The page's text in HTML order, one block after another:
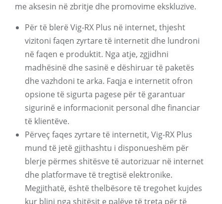
me aksesin në zbritje dhe promovime ekskluzive.
Për të blerë Vig-RX Plus në internet, thjesht
vizitoni faqen zyrtare të internetit dhe lundroni
në faqen e produktit. Nga atje, zgjidhni
madhësinë dhe sasinë e dëshiruar të paketës
dhe vazhdoni te arka. Faqja e internetit ofron
opsione të sigurta pagese për të garantuar
sigurinë e informacionit personal dhe financiar
të klientëve.
Përveç faqes zyrtare të internetit, Vig-RX Plus
mund të jetë gjithashtu i disponueshëm për
blerje përmes shitësve të autorizuar në internet
dhe platformave të tregtisë elektronike.
Megjithatë, është thelbësore të tregohet kujdes
kur blini nga shitësit e palëve të treta për të